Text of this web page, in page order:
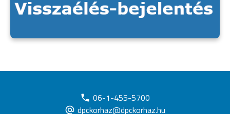
06-1-455-5700
dpckorhaz@dpckorhaz.hu